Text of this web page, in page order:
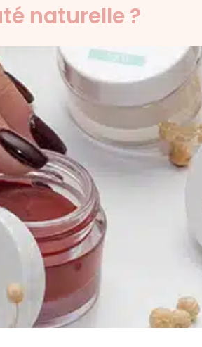
naturelle ?